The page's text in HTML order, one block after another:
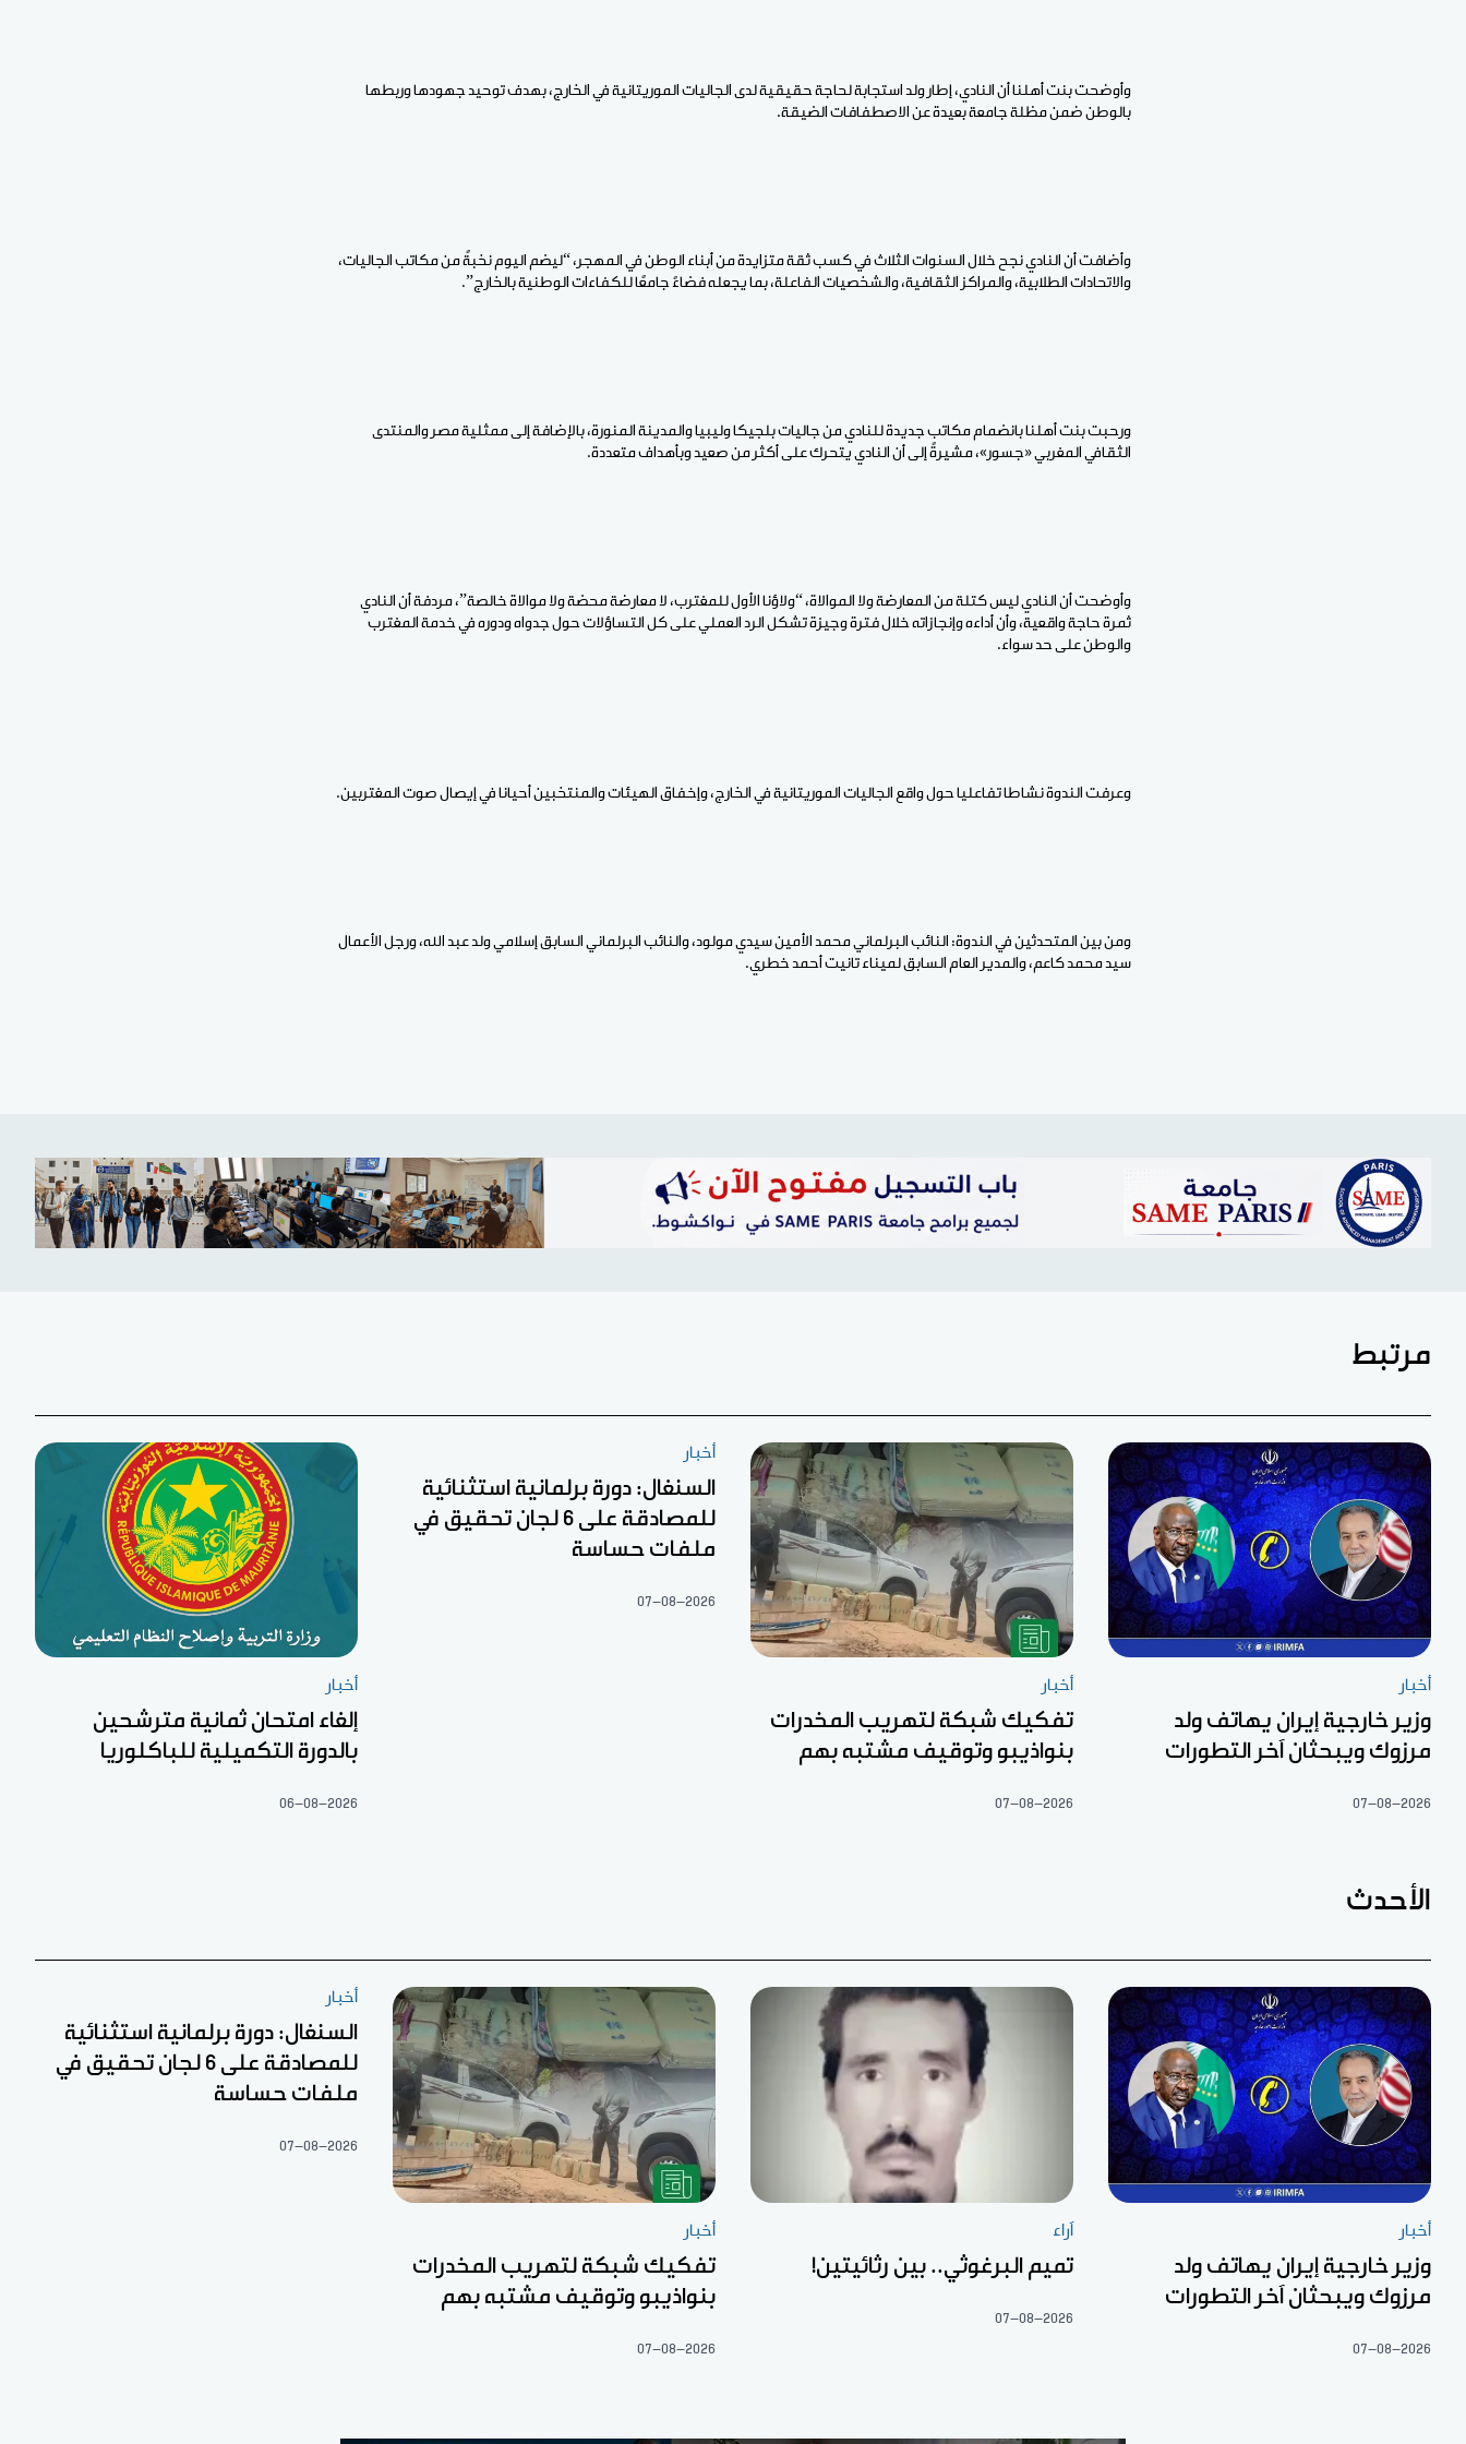
وأوضحت بنت أهلنا أن النادي، إطار ولد استجابة لحاجة حقيقية لدى الجاليات الموريتانية في الخارج، بهدف توحيد جهودها وربطها
بالوطن ضمن مظلة جامعة بعيدة عن الاصطفافات الضيقة.
وأضافت أن النادي نجح خلال السنوات الثلاث في كسب ثقة متزايدة من أبناء الوطن في المهجر، “ليضم اليوم نخبةً من مكاتب الجاليات،
والاتحادات الطلابية، والمراكز الثقافية، والشخصيات الفاعلة، بما يجعله فضاءً جامعًا للكفاءات الوطنية بالخارج”.
ورحبت بنت أهلنا بانضمام مكاتب جديدة للنادي من جاليات بلجيكا وليبيا والمدينة المنورة، بالإضافة إلى ممثلية مصر والمنتدى
الثقافي المغربي «جسور»، مشيرةً إلى أن النادي يتحرك على أكثر من صعيد وبأهداف متعددة.
وأوضحت أن النادي ليس كتلة من المعارضة ولا الموالاة، “ولاؤنا الأول للمغترب، لا معارضة محضة ولا موالاة خالصة”، مردفة أن النادي
ثمرة حاجة واقعية، وأن أداءه وإنجازاته خلال فترة وجيزة تشكل الرد العملي على كل التساؤلات حول جدواه ودوره في خدمة المغترب
والوطن على حد سواء.
وعرفت الندوة نشاطا تفاعليا حول واقع الجاليات الموريتانية في الخارج، وإخفاق الهيئات والمنتخبين أحيانا في إيصال صوت المغتربين.
ومن بين المتحدثين في الندوة: النائب البرلماني محمد الأمين سيدي مولود، والنائب البرلماني السابق إسلامي ولد عبد الله، ورجل الأعمال
سيد محمد كاعم، والمدير العام السابق لميناء تانيت أحمد خطري.
مرتبط
أخبار
وزير خارجية إيران يهاتف ولد
مرزوك ويبحثان آخر التطورات
07-08-2026
أخبار
تفكيك شبكة لتهريب المخدرات
بنواذيبو وتوقيف مشتبه بهم
07-08-2026
أخبار
السنغال: دورة برلمانية استثنائية
للمصادقة على 6 لجان تحقيق في
ملفات حساسة
07-08-2026
أخبار
إلغاء امتحان ثمانية مترشحين
بالدورة التكميلية للباكلوريا
06-08-2026
الأحدث
أخبار
وزير خارجية إيران يهاتف ولد
مرزوك ويبحثان آخر التطورات
07-08-2026
آراء
تميم البرغوثي.. بين رثائيتين!
07-08-2026
أخبار
تفكيك شبكة لتهريب المخدرات
بنواذيبو وتوقيف مشتبه بهم
07-08-2026
أخبار
السنغال: دورة برلمانية استثنائية
للمصادقة على 6 لجان تحقيق في
ملفات حساسة
07-08-2026